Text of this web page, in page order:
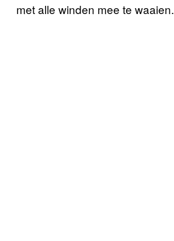
met alle winden mee te waaien.